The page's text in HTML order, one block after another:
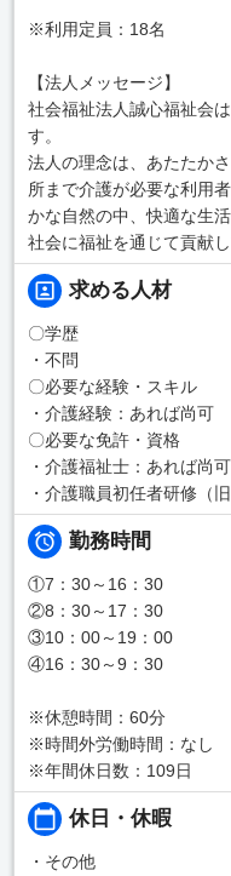
※利用定員：18名
【法人メッセージ】
社会福祉法人誠心福祉会
す。
法人の理念は、あたたか
所まで介護が必要な利用
かな自然の中、快適な生
社会に福祉を通じて貢献
求める人材
〇学歴
・不問
〇必要な経験・スキル
・介護経験：あれば尚可
〇必要な免許・資格
・介護福祉士：あれば尚可
・介護職員初任者研修（
勤務時間
①7：30～16：30
②8：30～17：30
③10：00～19：00
④16：30～9：30
※休憩時間：60分
※時間外労働時間：なし
※年間休日数：109日
休日・休暇
・その他